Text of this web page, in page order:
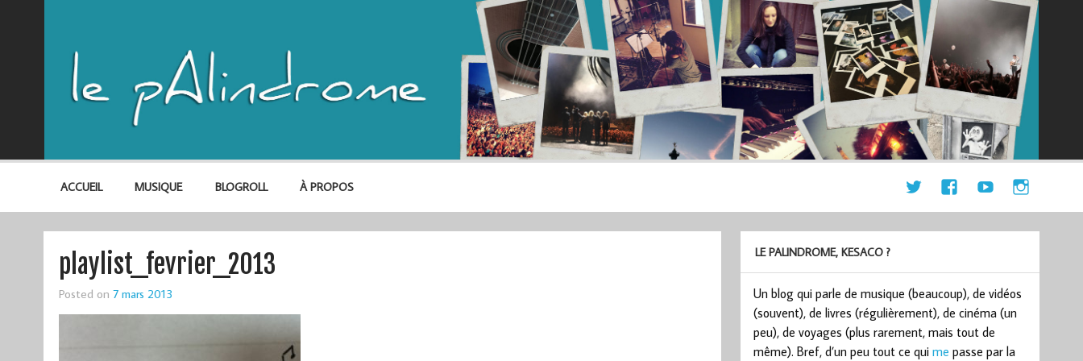
ACCUEIL MUSIQUE BLOGROLL À PROPOS
playlist_fevrier_2013
Posted on 7 mars 2013
LE PALINDROME, KESACO ?
Un blog qui parle de musique (beaucoup), de vidéos
(souvent), de livres (régulièrement), de cinéma (un
peu), de voyages (plus rarement, mais tout de
même). Bref, d’un peu tout ce quime passe par la